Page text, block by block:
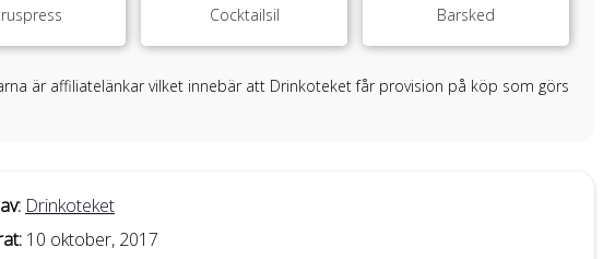
Cocktailsil Barsked
är affiliatelänkar vilket innebär att Drinkoteket får provision på köp som görs
Drinkoteket
10 oktober, 2017